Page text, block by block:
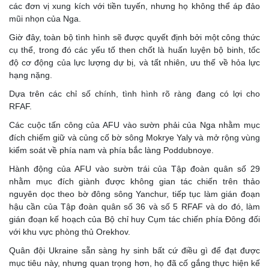
các đơn vị xung kích với tiền tuyến, nhưng họ không thể áp đảo
mũi nhọn của Nga.
Giờ đây, toàn bộ tình hình sẽ được quyết định bởi một công thức
cụ thể, trong đó các yếu tố then chốt là huấn luyện bộ binh, tốc
độ cơ động của lực lượng dự bị, và tất nhiên, ưu thế về hỏa lực
hạng nặng.
Dựa trên các chỉ số chính, tình hình rõ ràng đang có lợi cho
RFAF.
Các cuộc tấn công của AFU vào sườn phải của Nga nhằm mục
đích chiếm giữ và củng cố bờ sông Mokrye Yaly và mở rộng vùng
kiểm soát về phía nam và phía bắc làng Poddubnoye.
Hành động của AFU vào sườn trái của Tập đoàn quân số 29
nhằm mục đích giành được không gian tác chiến trên thảo
nguyên dọc theo bờ đông sông Yanchur, tiếp tục làm gián đoạn
hậu cần của Tập đoàn quân số 36 và số 5 RFAF và do đó, làm
gián đoạn kế hoạch của Bộ chỉ huy Cụm tác chiến phía Đông đối
với khu vực phòng thủ Orekhov.
Quân đội Ukraine sẵn sàng hy sinh bất cứ điều gì để đạt được
mục tiêu này, nhưng quan trọng hơn, họ đã cố gắng thực hiện kế